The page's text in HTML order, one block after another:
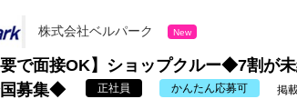
株式会社ベルパーク New
要で面接OK】ショップクルー◆7割が
募集◆
正社員 かんたん応募可 掲